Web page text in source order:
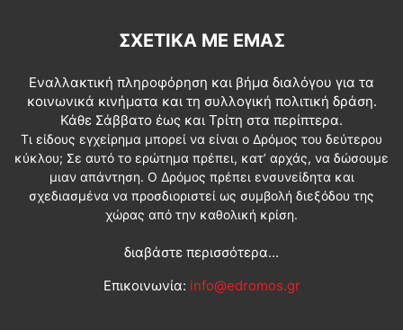
ΣΧΕΤΙΚΆ ΜΕ ΕΜΆΣ
Εναλλακτική πληροφόρηση και βήμα διαλόγου για τα
κοινωνικά κινήματα και τη συλλογική πολιτική δράση.
Κάθε Σάββατο έως και Τρίτη στα περίπτερα.
Τι είδους εγχείρημα μπορεί να είναι ο Δρόμος του δεύτερου
κύκλου; Σε αυτό το ερώτημα πρέπει, κατ’ αρχάς, να δώσουμε
μιαν απάντηση. Ο Δρόμος πρέπει ενσυνείδητα και
σχεδιασμένα να προσδιοριστεί ως συμβολή διεξόδου της
χώρας από την καθολική κρίση.
διαβάστε περισσότερα...
Επικοινωνία: info@edromos.gr